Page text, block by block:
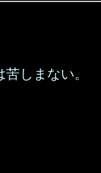
しまない。